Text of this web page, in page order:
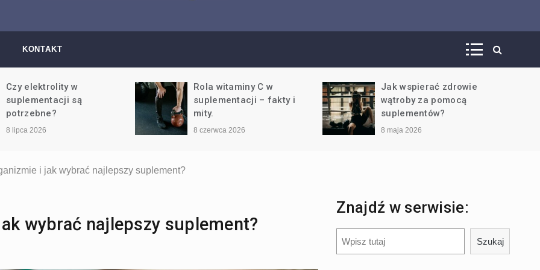
trening, dieta i
wiele więcej
KONTAKT
Rola witaminy C w
suplementacji – fakty i
mity.
8 czerwca 2026
Jak wspierać zdrowie
wątroby za pomocą
suplementów?
8 maja 2026
Beta-alanina w
suplementacji – co daje i
kiedy ją stosować?
8 kwietnia 2026
i jak wybrać najlepszy suplement?
wybrać najlepszy suplement?
Znajdź w serwisie:
Szukaj